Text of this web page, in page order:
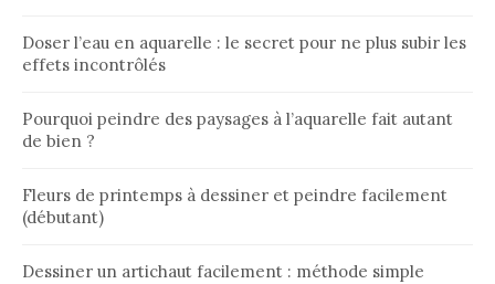
Doser l’eau en aquarelle : le secret pour ne plus subir les
effets incontrôlés
Pourquoi peindre des paysages à l’aquarelle fait autant
de bien ?
Fleurs de printemps à dessiner et peindre facilement
(débutant)
Dessiner un artichaut facilement : méthode simple